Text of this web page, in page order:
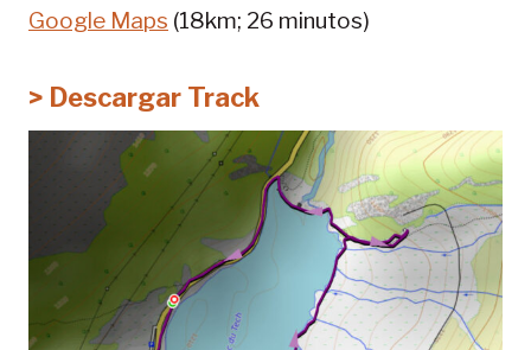
Google Maps (18km; 26 minutos)
> Descargar Track